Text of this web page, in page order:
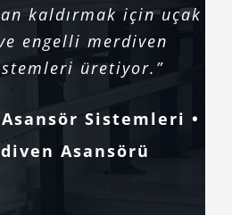
kaldırmak için uçak
engelli merdiven
üretiyor.”
Sistemleri •
Asansörü